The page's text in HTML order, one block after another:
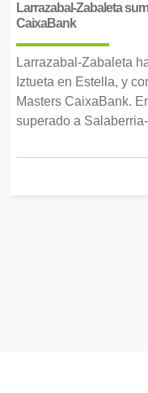
Larrazabal-Zabaleta
CaixaBank
Larrazabal-Zabaleta
Iztueta en Estella, y
Masters CaixaBank.
superado a